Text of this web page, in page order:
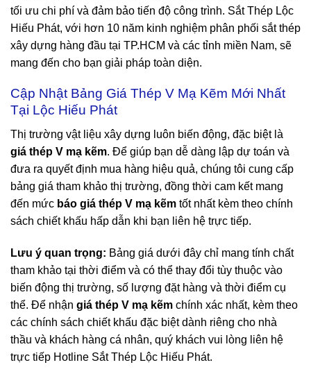
tối ưu chi phí và đảm bảo tiến độ công trình. Sắt Thép Lộc
Hiếu Phát, với hơn 10 năm kinh nghiệm phân phối sắt thép
xây dựng hàng đầu tại TP.HCM và các tỉnh miền Nam, sẽ
mang đến cho bạn giải pháp toàn diện.
Cập Nhật Bảng Giá Thép V Mạ Kẽm Mới Nhất
Tại Lộc Hiếu Phát
Thị trường vật liệu xây dựng luôn biến động, đặc biệt là
giá thép V mạ kẽm. Để giúp bạn dễ dàng lập dự toán và
đưa ra quyết định mua hàng hiệu quả, chúng tôi cung cấp
bảng giá tham khảo thị trường, đồng thời cam kết mang
đến mức báo giá thép V mạ kẽm tốt nhất kèm theo chính
sách chiết khấu hấp dẫn khi bạn liên hệ trực tiếp.
Lưu ý quan trọng: Bảng giá dưới đây chỉ mang tính chất
tham khảo tại thời điểm và có thể thay đổi tùy thuộc vào
biến động thị trường, số lượng đặt hàng và thời điểm cụ
thể. Để nhận giá thép V mạ kẽm chính xác nhất, kèm theo
các chính sách chiết khấu đặc biệt dành riêng cho nhà
thầu và khách hàng cá nhân, quý khách vui lòng liên hệ
trực tiếp Hotline Sắt Thép Lộc Hiếu Phát.